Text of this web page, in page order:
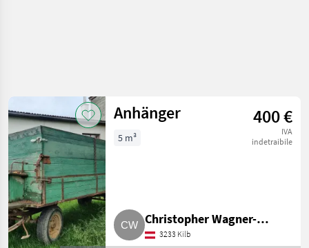
Anhänger 400 €
IVA
indetraibile
5 m³
Christopher Wagner-
Löffler
3233 Kilb